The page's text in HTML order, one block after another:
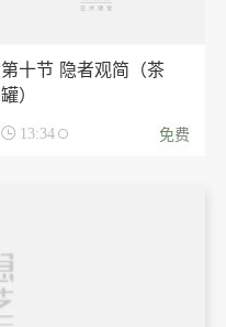
第十节 隐者观简（茶
罐）
 13:34 免费